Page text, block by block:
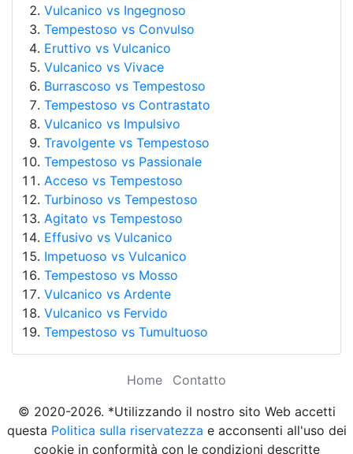
Vulcanico vs Ingegnoso
Tempestoso vs Convulso
Eruttivo vs Vulcanico
Vulcanico vs Vivace
Burrascoso vs Tempestoso
Tempestoso vs Contrastato
Vulcanico vs Impulsivo
Travolgente vs Tempestoso
Tempestoso vs Passionale
Acceso vs Tempestoso
Turbinoso vs Tempestoso
Agitato vs Tempestoso
Effusivo vs Vulcanico
Impetuoso vs Vulcanico
Tempestoso vs Mosso
Vulcanico vs Ardente
Vulcanico vs Fervido
Tempestoso vs Tumultuoso
Home
Contatto
© 2020-2026. *Utilizzando il nostro sito Web accetti
questa Politica sulla riservatezza e acconsenti all'uso dei
cookie in conformità con le condizioni descritte